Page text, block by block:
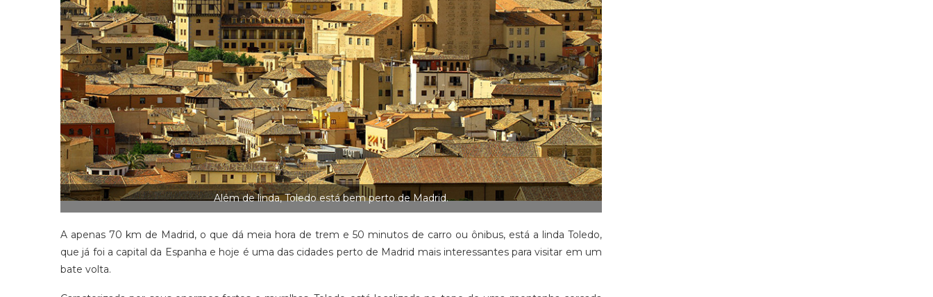
Além de linda, Toledo está bem perto de Madrid.
A apenas 70 km de Madrid, o que dá meia hora de trem e 50 minutos de carro ou ônibus, está a linda Toledo,
que já foi a capital da Espanha e hoje é uma das cidades perto de Madrid mais interessantes para visitar em um
bate volta.